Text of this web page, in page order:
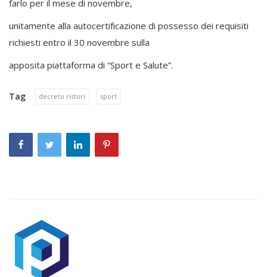
farlo per il mese di novembre,
unitamente alla autocertificazione di possesso dei requisiti
richiesti entro il 30 novembre sulla
apposita piattaforma di “Sport e Salute”.
Tag decreto ristori sport